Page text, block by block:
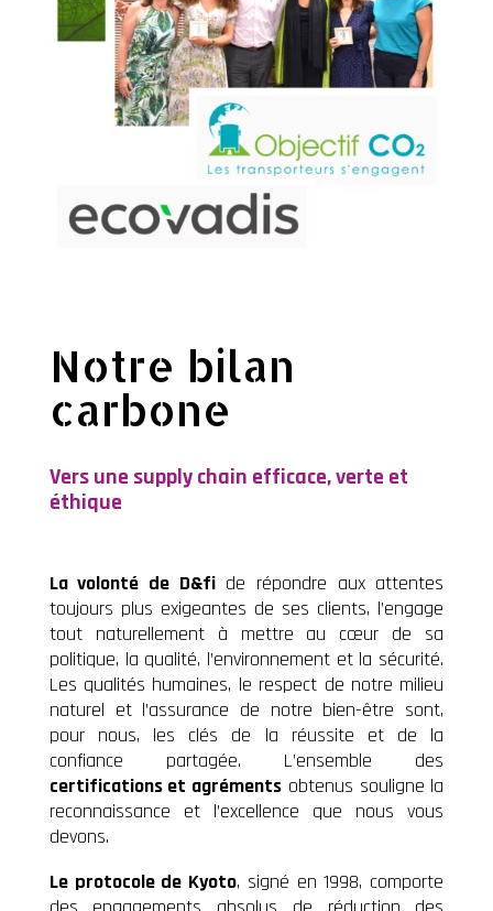
Notre bilan
carbone
Vers une supply chain efficace, verte et
éthique
La volonté de D&fide répondre aux attentes
toujours plus exigeantes de ses clients, l’engage
tout naturellement à mettre au cœur de sa
politique, la qualité, l’environnement et la sécurité.
Les qualités humaines, le respect de notre milieu
naturel et l’assurance de notre bien-être sont,
pour nous, les clés de la réussite et de la
confiance partagée. L’ensemble des
certifications et agréments obtenus souligne la
reconnaissance et l’excellence que nous vous
devons.
Le protocole de Kyoto, signé en 1998, comporte